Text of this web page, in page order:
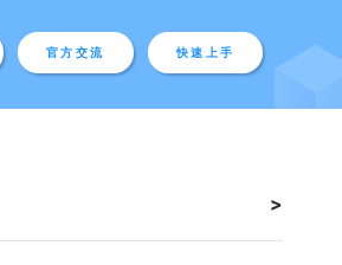
官方交流 快速上手